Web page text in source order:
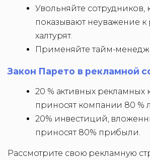
Увольняйте сотрудников,
показывают неуважение к
халтурят.
Применяйте тайм-
Закон Парето в рекламной
20 % активных рекламных
приносят компании 80 %
20% инвестиций,
приносят 80% прибыли.
Рассмотрите свою рекламную